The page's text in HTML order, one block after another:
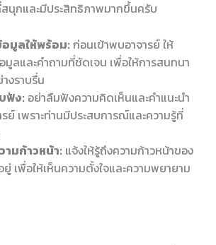
สนุกและมีประสิทธิภาพมากขึ้นครับ
มูลให้พร้อม: ก่อนเข้าพบอาจารย์ ให้
มูลและคำถามที่ชัดเจน เพื่อให้การสนทนา
งราบรื่น
ฟัง: อย่าลืมฟังความคิดเห็นและคำแนะนำ
รย์ เพราะท่านมีประสบการณ์และความรู้ที่
มก้าวหน้า: แจ้งให้รู้ถึงความก้าวหน้าของ
เพื่อให้เห็นความตั้งใจและความพยายาม